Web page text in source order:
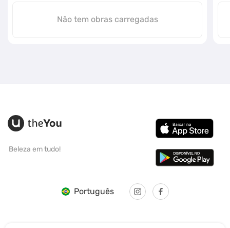
Não tem obras carregadas
Beleza em tudo!
Português